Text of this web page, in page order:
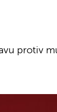
protiv